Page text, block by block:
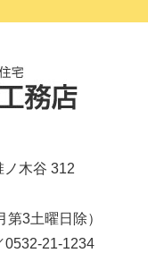
木谷 312
3土曜日除）
21-1234